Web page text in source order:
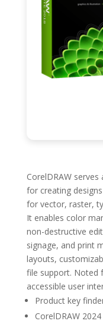
CorelDRAW
for creating
for vector, raster,
It enables color
non-destructive
signage, and print
layouts,
file support. Noted
accessible user
Product key
CorelDRAW